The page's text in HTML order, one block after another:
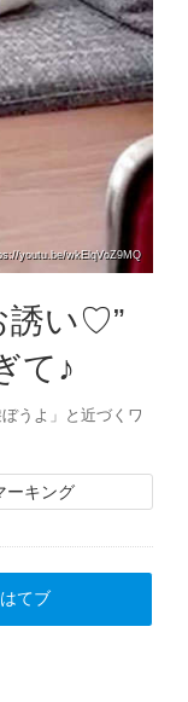
youtu.be/wkElqVoZ9MQ
誘い♡”
て♪
うよ」と近づくワ
ーキング
はてブ